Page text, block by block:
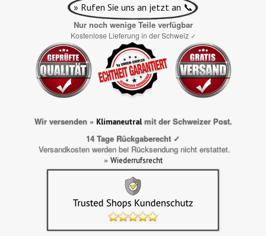
» Rufen Sie uns an jetzt an 📞
Nur noch wenige Teile verfügbar
Kostenlose Lieferung in der Schweiz ✓
Wir versenden » Klimaneutralmit der Schweizer Post.
14 Tage Rückgaberecht ✓
Versandkosten werden bei Rücksendung nicht erstattet.
» Wiederrufsrecht